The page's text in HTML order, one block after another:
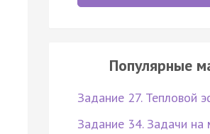
Популярные
Задание 27. Тепловой
Задание 34. Задачи на